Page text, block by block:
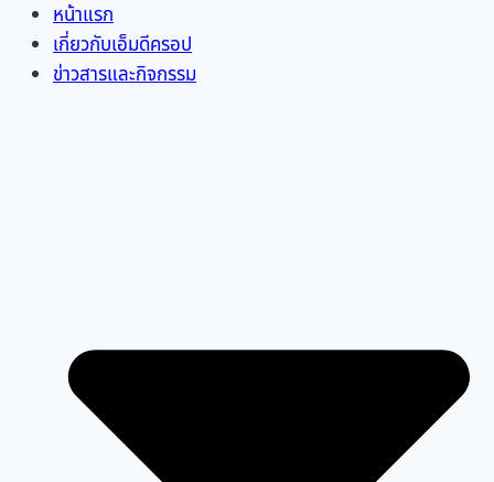
หน้าแรก
เกี่ยวกับเอ็มดีครอป
ข่าวสารและกิจกรรม